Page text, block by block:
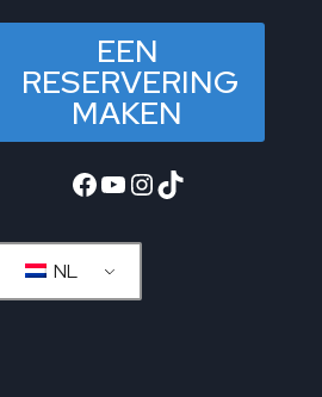
EEN
RESERVERING
MAKEN
Facebook
YouTube
Instagram
TikTok
NL